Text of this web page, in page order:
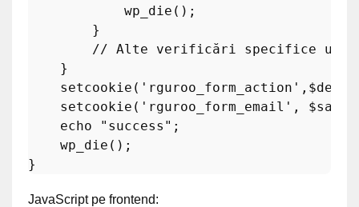
wp_die ();
        }
// Alte verificări specifice
    }
setcookie ( 'rguroo_form_action' ,
setcookie ( 'rguroo_form_email' ,
echo
"success" ;
wp_die ();
JavaScript pe frontend: